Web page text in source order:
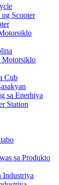
Scooter
Motorsiklo
Cub
sa Enerhiya
Station
sa Produkto
Industriya